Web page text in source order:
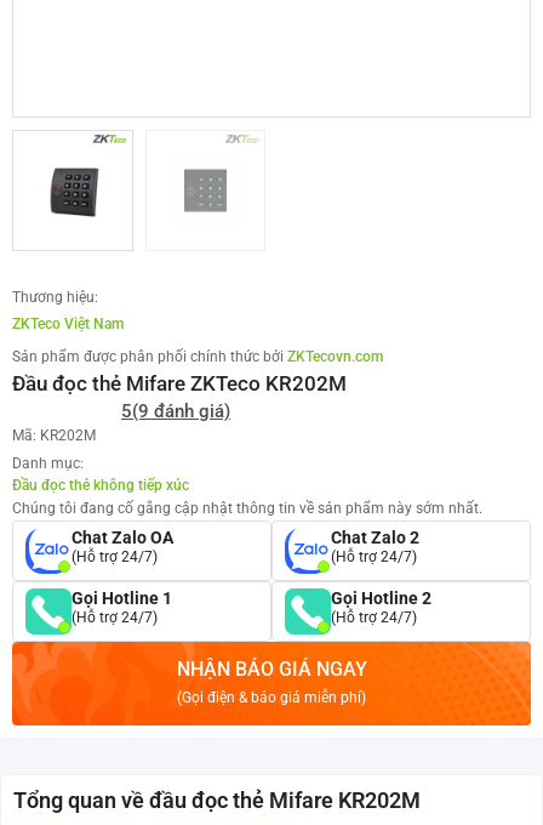
Thương hiệu:
ZKTeco Việt Nam
Sản phẩm được phân phối chính thức bởi ZKTecovn.com
Đầu đọc thẻ Mifare ZKTeco KR202M
5(9 đánh giá)
Mã: KR202M
Danh mục:
Đầu đọc thẻ không tiếp xúc
Chúng tôi đang cố gắng cập nhật thông tin về sản phẩm này sớm nhất.
Chat Zalo OA
(Hỗ trợ 24/7)
Chat Zalo 2
(Hỗ trợ 24/7)
Gọi Hotline 1
(Hỗ trợ 24/7)
Gọi Hotline 2
(Hỗ trợ 24/7)
NHẬN BÁO GIÁ NGAY
(Gọi điện & báo giá miễn phí)
Tổng quan về đầu đọc thẻ Mifare KR202M